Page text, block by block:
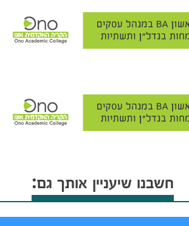
חשבנו שיעניין אותך גם: